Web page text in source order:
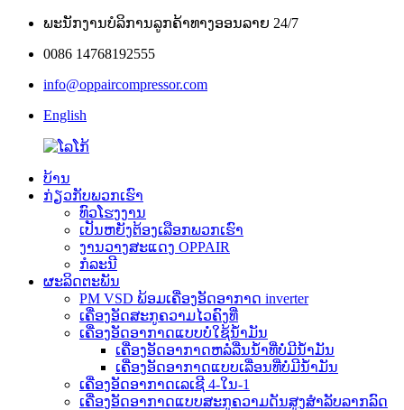
ພະນັກງານບໍລິການລູກຄ້າທາງອອນລາຍ 24/7
0086 14768192555
info@oppaircompressor.com
English
ບ້ານ
ກ່ຽວກັບພວກເຮົາ
ທົວໂຮງງານ
ເປັນຫຍັງຕ້ອງເລືອກພວກເຮົາ
ງານວາງສະແດງ OPPAIR
ກໍລະນີ
ຜະລິດຕະພັນ
PM VSD ພ້ອມເຄື່ອງອັດອາກາດ inverter
ເຄື່ອງອັດສະກູຄວາມໄວຄົງທີ່
ເຄື່ອງອັດອາກາດແບບບໍ່ໃຊ້ນ້ຳມັນ
ເຄື່ອງອັດອາກາດຫລໍ່ລື່ນນ້ຳທີ່ບໍ່ມີນ້ຳມັນ
ເຄື່ອງອັດອາກາດແບບເລື່ອນທີ່ບໍ່ມີນ້ຳມັນ
ເຄື່ອງອັດອາກາດເລເຊີ 4-ໃນ-1
ເຄື່ອງອັດອາກາດແບບສະກູຄວາມດັນສູງສຳລັບລາກລົດ